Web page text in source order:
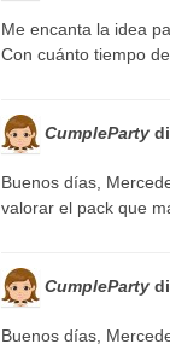
Me encanta la idea
Con cuánto tiempo
CumpleParty
Buenos días,
valorar el pack que
CumpleParty
Buenos días,